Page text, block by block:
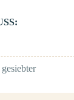
gesiebter